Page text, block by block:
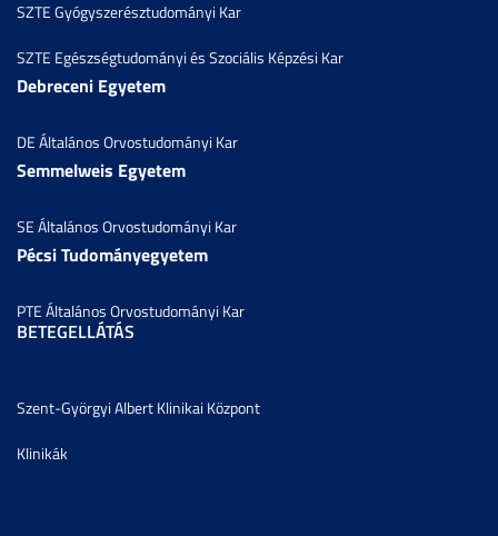
SZTE Gyógyszerésztudományi Kar
SZTE Egészségtudományi és Szociális Képzési Kar
Debreceni Egyetem
DE Általános Orvostudományi Kar
Semmelweis Egyetem
SE Általános Orvostudományi Kar
Pécsi Tudományegyetem
PTE Általános Orvostudományi Kar
BETEGELLÁTÁS
Szent-Györgyi Albert Klinikai Központ
Klinikák